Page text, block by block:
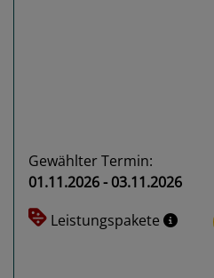
Gewählter Termin:
01.11.2026 - 03.11.2026
Leistungspakete